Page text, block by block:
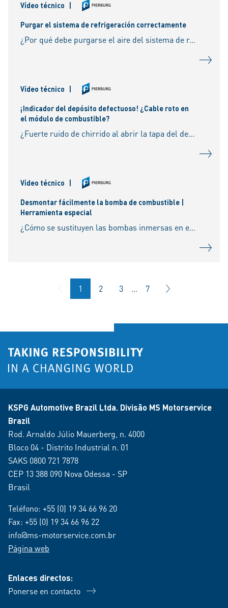
Vídeo técnico |
Purgar el sistema de refrigeración correctamente
¿Por qué debe purgarse el aire del sistema de refrigeración al sustituir la bomba de agua? ¿Qué puede pasar cuando hay aire en el circuito de refrigeración? ¿Cómo se generan los puntos c
Vídeo técnico |
¡Indicador del depósito defectuoso! ¿Cable roto en
el módulo de combustible?
¿Fuerte ruido de chirrido al abrir la tapa del depósito? El problema podría ser del sistema de ventilación del depósito. ¿No quieres perderte ningún vídeo más? ¡Suscríbete a este canal!
Vídeo técnico |
Desmontar fácilmente la bomba de combustible |
Herramienta especial
¿Cómo se sustituyen las bombas inmersas en el depósito? ¿Cómo accedo a la bomba desde el módulo de alimentación? Este vídeo lo muestra. ¿No quieres perderte ningún vídeo más? ¡Suscríbet
1 2 3 … 7
KSPG Automotive Brazil Ltda. Divisão MS Motorservice
Brazil
Rod. Arnaldo Júlio Mauerberg, n. 4000
Bloco 04 - Distrito Industrial n. 01
SAKS 0800 721 7878
CEP 13 388 090 Nova Odessa - SP
Brasil
Teléfono: +55 (0) 19 34 66 96 20
Fax: +55 (0) 19 34 66 96 22
info@ms-motorservice.com.br
Página web
Enlaces directos:
Ponerse en contacto